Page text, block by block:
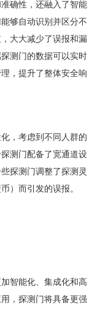
确性，还融入了智能
够自动识别并区分不
大大减少了误报和漏
测门的数据可以实时
，提升了整体安全响
，考虑到不同人群的
测门配备了宽通道设
探测门调整了探测灵
）而引发的误报。
智能化、集成化和高
，探测门将具备更强